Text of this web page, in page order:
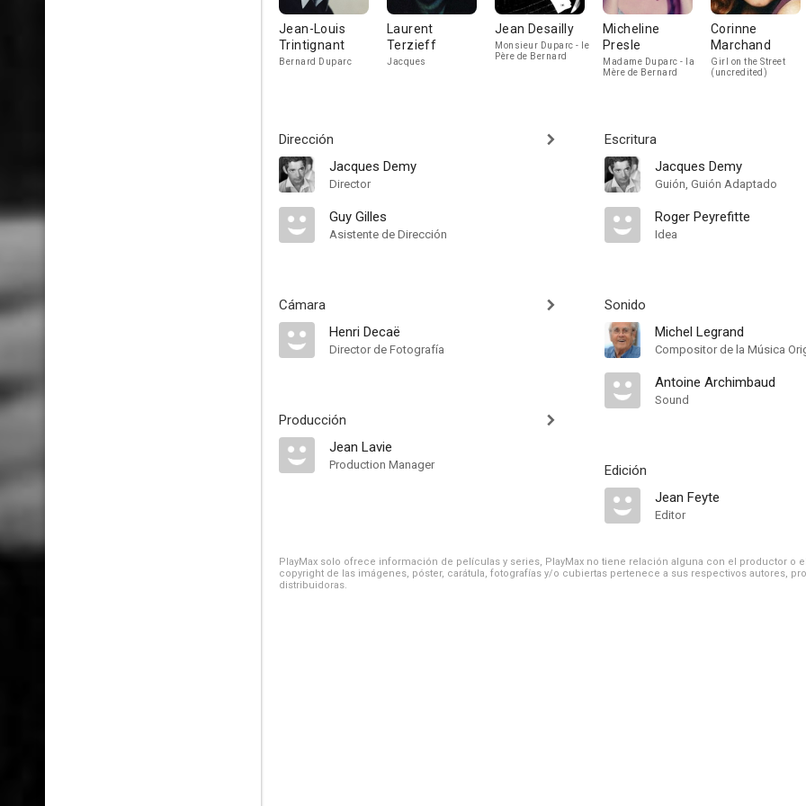
Jean-Louis
Trintignant
Bernard Duparc
Laurent
Terzieff
Jacques
Jean Desailly
Monsieur Duparc - le
Père de Bernard
Micheline
Presle
Madame Duparc - la
Mère de Bernard
Corinne
Marchand
Girl on the Street
(uncredited)
Dirección
Jacques Demy
Director
Guy Gilles
Asistente de Dirección
Cámara
Henri Decaë
Director de Fotografía
Producción
Jean Lavie
Production Manager
Escritura
Jacques Demy
Guión, Guión Adaptado
Roger Peyrefitte
Idea
Sonido
Michel Legrand
Compositor de la Música
Antoine Archimbaud
Sound
Edición
Jean Feyte
Editor
PlayMax solo ofrece información de películas y series, PlayMax no tiene relación alguna con el productor o
copyright de las imágenes, póster, carátula, fotografías y/o cubiertas pertenece a sus respectivos autores,
distribuidoras.